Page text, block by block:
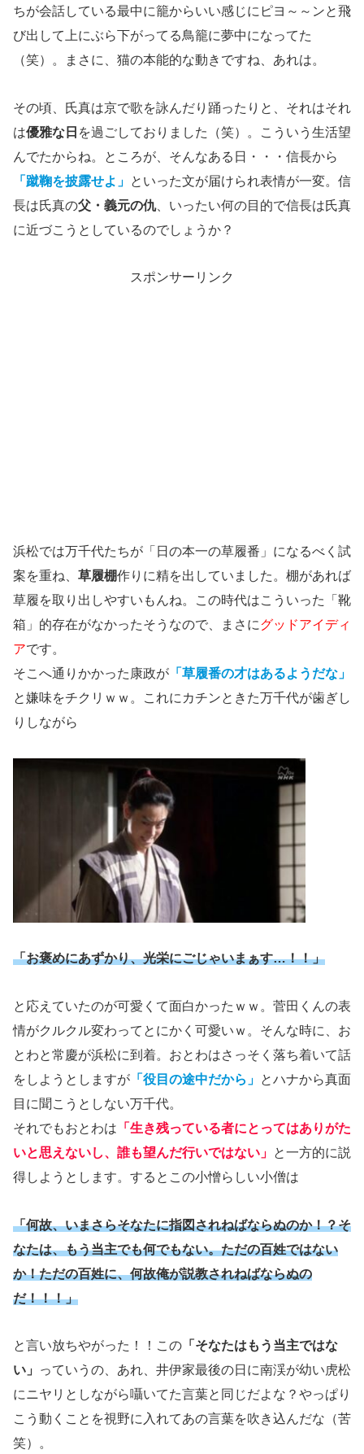
ちが会話している最中に籠からいい感じにピヨ～～ンと飛
び出して上にぶら下がってる鳥籠に夢中になってた
（笑）。まさに、猫の本能的な動きですね、あれは。
その頃、氏真は京で歌を詠んだり踊ったりと、それはそれ
は優雅な日 を過ごしておりました（笑）。こういう生活望
んでたからね。ところが、そんなある日・・・信長から
「蹴鞠を披露せよ」 といった文が届けられ表情が一変。信
長は氏真の父・義元の仇、いったい何の目的で信長は氏真
に近づこうとしているのでしょうか？
スポンサーリンク
浜松では万千代たちが「日の本一の草履番」になるべく試
案を重ね、 草履棚作りに精を出していました。棚があれば
草履を取り出しやすいもんね。この時代はこういった「靴
箱」的存在がなかったそうなので、まさにグッドアイディ
アです。
そこへ通りかかった康政が 「草履番の才はあるようだな」
と嫌味をチクリｗｗ。これにカチンときた万千代が歯ぎし
りしながら
「お褒めにあずかり、光栄にごじゃいまぁす…！！」
と応えていたのが可愛くて面白かったｗｗ。菅田くんの表
情がクルクル変わってとにかく可愛いｗ。そんな時に、お
とわと常慶が浜松に到着。おとわはさっそく落ち着いて話
をしようとしますが 「役目の途中だから」 とハナから真面
目に聞こうとしない万千代。
それでもおとわは 「生き残っている者にとってはありがた
いと思えないし、誰も望んだ行いではない」 と一方的に説
得しようとします。するとこの小憎らしい小僧は
「何故、いまさらそなたに指図されねばならぬのか！？そ
なたは、もう当主でも何でもない。ただの百姓ではない
か！ただの百姓に、何故俺が説教されねばならぬの
だ！！！」
と言い放ちやがった！！この 「そなたはもう当主ではな
い」
っていうの、あれ、井伊家最後の日に南渓が幼い虎松
にニヤリとしながら囁いてた言葉と同じだよな？やっぱり
こう動くことを視野に入れてあの言葉を吹き込んだな（苦
笑）。